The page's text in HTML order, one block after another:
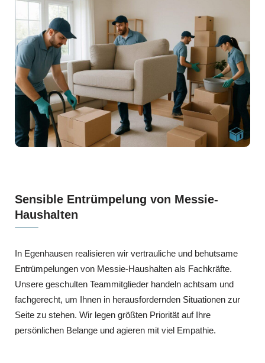
Sensible Entrümpelung von Messie-
Haushalten
In Egenhausen realisieren wir vertrauliche und behutsame
Entrümpelungen von Messie-Haushalten als Fachkräfte.
Unsere geschulten Teammitglieder handeln achtsam und
fachgerecht, um Ihnen in herausfordernden Situationen zur
Seite zu stehen. Wir legen größten Priorität auf Ihre
persönlichen Belange und agieren mit viel Empathie.